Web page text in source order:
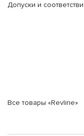
Допуски и
Все товары «Revline»